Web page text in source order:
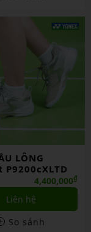
LÔNG
P9200cXLTD
4,400,000₫
Liên hệ
So sánh